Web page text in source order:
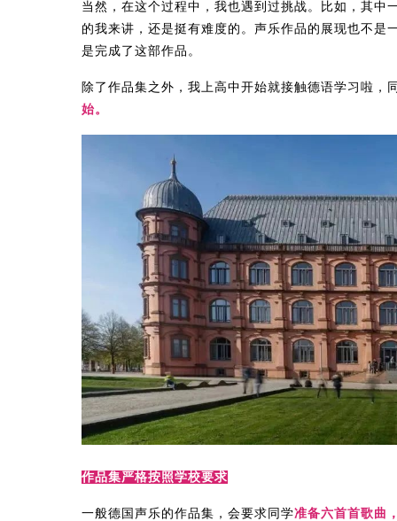
当然，在这个过程中，我也遇到过挑战。比如，其中
的我来讲，还是挺有难度的。声乐作品的展现也不
是完成了这部作品。
除了作品集之外，我上高中开始就接触德语学习啦，
始。
作品集严格按照学校要求
一般德国声乐的作品集，会要求同学准备六首首歌曲